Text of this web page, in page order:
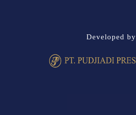
Developed by